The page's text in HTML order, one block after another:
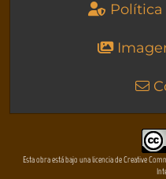
Esta obra está bajo una licencia de Creative